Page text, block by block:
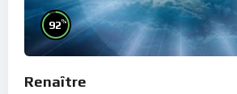
92%
Renaître